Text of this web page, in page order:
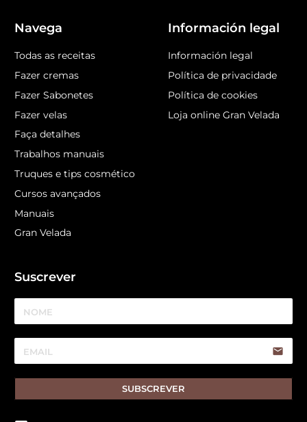
Navega
Todas as receitas
Fazer cremas
Fazer Sabonetes
Fazer velas
Faça detalhes
Trabalhos manuais
Truques e tips cosmético
Cursos avançados
Manuais
Gran Velada
Información legal
Información legal
Política de privacidade
Política de cookies
Loja online Gran Velada
Suscrever
email
SUBSCREVER